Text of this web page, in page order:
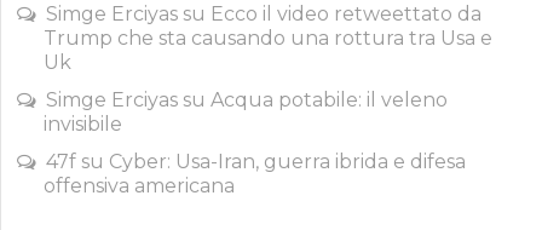
Simge Erciyas su Ecco il video retweettato da
Trump che sta causando una rottura tra Usa e
Uk
Simge Erciyas su Acqua potabile: il veleno
invisibile
47f su Cyber: Usa-Iran, guerra ibrida e difesa
offensiva americana